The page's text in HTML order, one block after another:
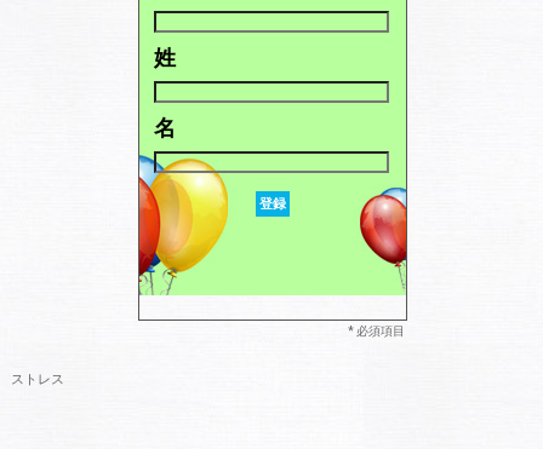
姓
名
* 必須項目
ストレス